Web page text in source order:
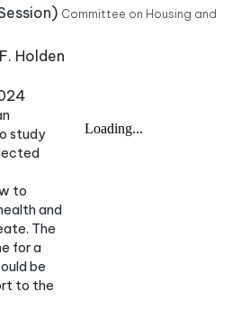
Committee on Housing and
Holden
study
to
and
The
for a
be
to the